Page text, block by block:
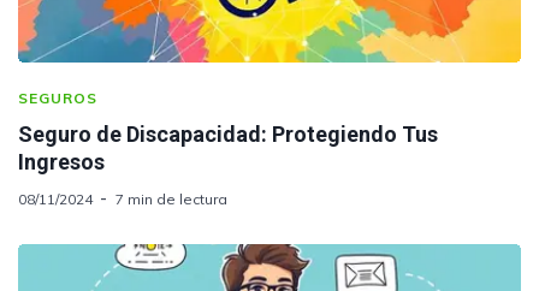
SEGUROS
Seguro de Discapacidad: Protegiendo Tus
Ingresos
08/11/2024 7 min de lectura